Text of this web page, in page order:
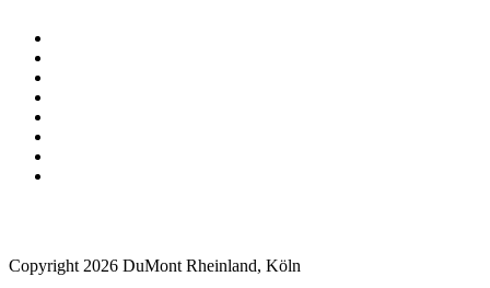
Copyright 2026 DuMont Rheinland, Köln